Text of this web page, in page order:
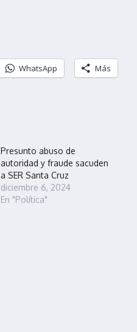
WhatsApp Más
Presunto abuso de
autoridad y fraude sacuden
a SER Santa Cruz
diciembre 6, 2024
En "Política"